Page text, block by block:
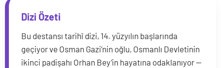
Dizi Özeti
Bu destansı tarihî dizi, 14. yüzyılın başlarında
geçiyor ve Osman Gazi’nin oğlu, Osmanlı Devletinin
ikinci padişahı Orhan Bey’in hayatına odaklanıyor —